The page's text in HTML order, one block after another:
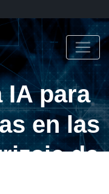
IA para
en las
de